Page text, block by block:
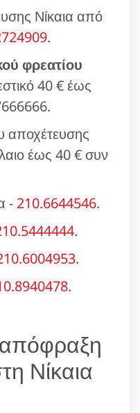
Νίκαια από
.
φρεατίου
40 € έως
αποχέτευσης
έως 40 € συν
- 210.6644546.
.
.
.
απόφραξη
Νίκαια